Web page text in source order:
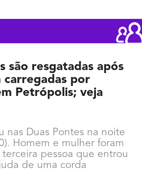
são resgatadas após
carregadas por
Petrópolis; veja
nas Duas Pontes na noite
Homem e mulher foram
terceira pessoa que entrou
de uma corda